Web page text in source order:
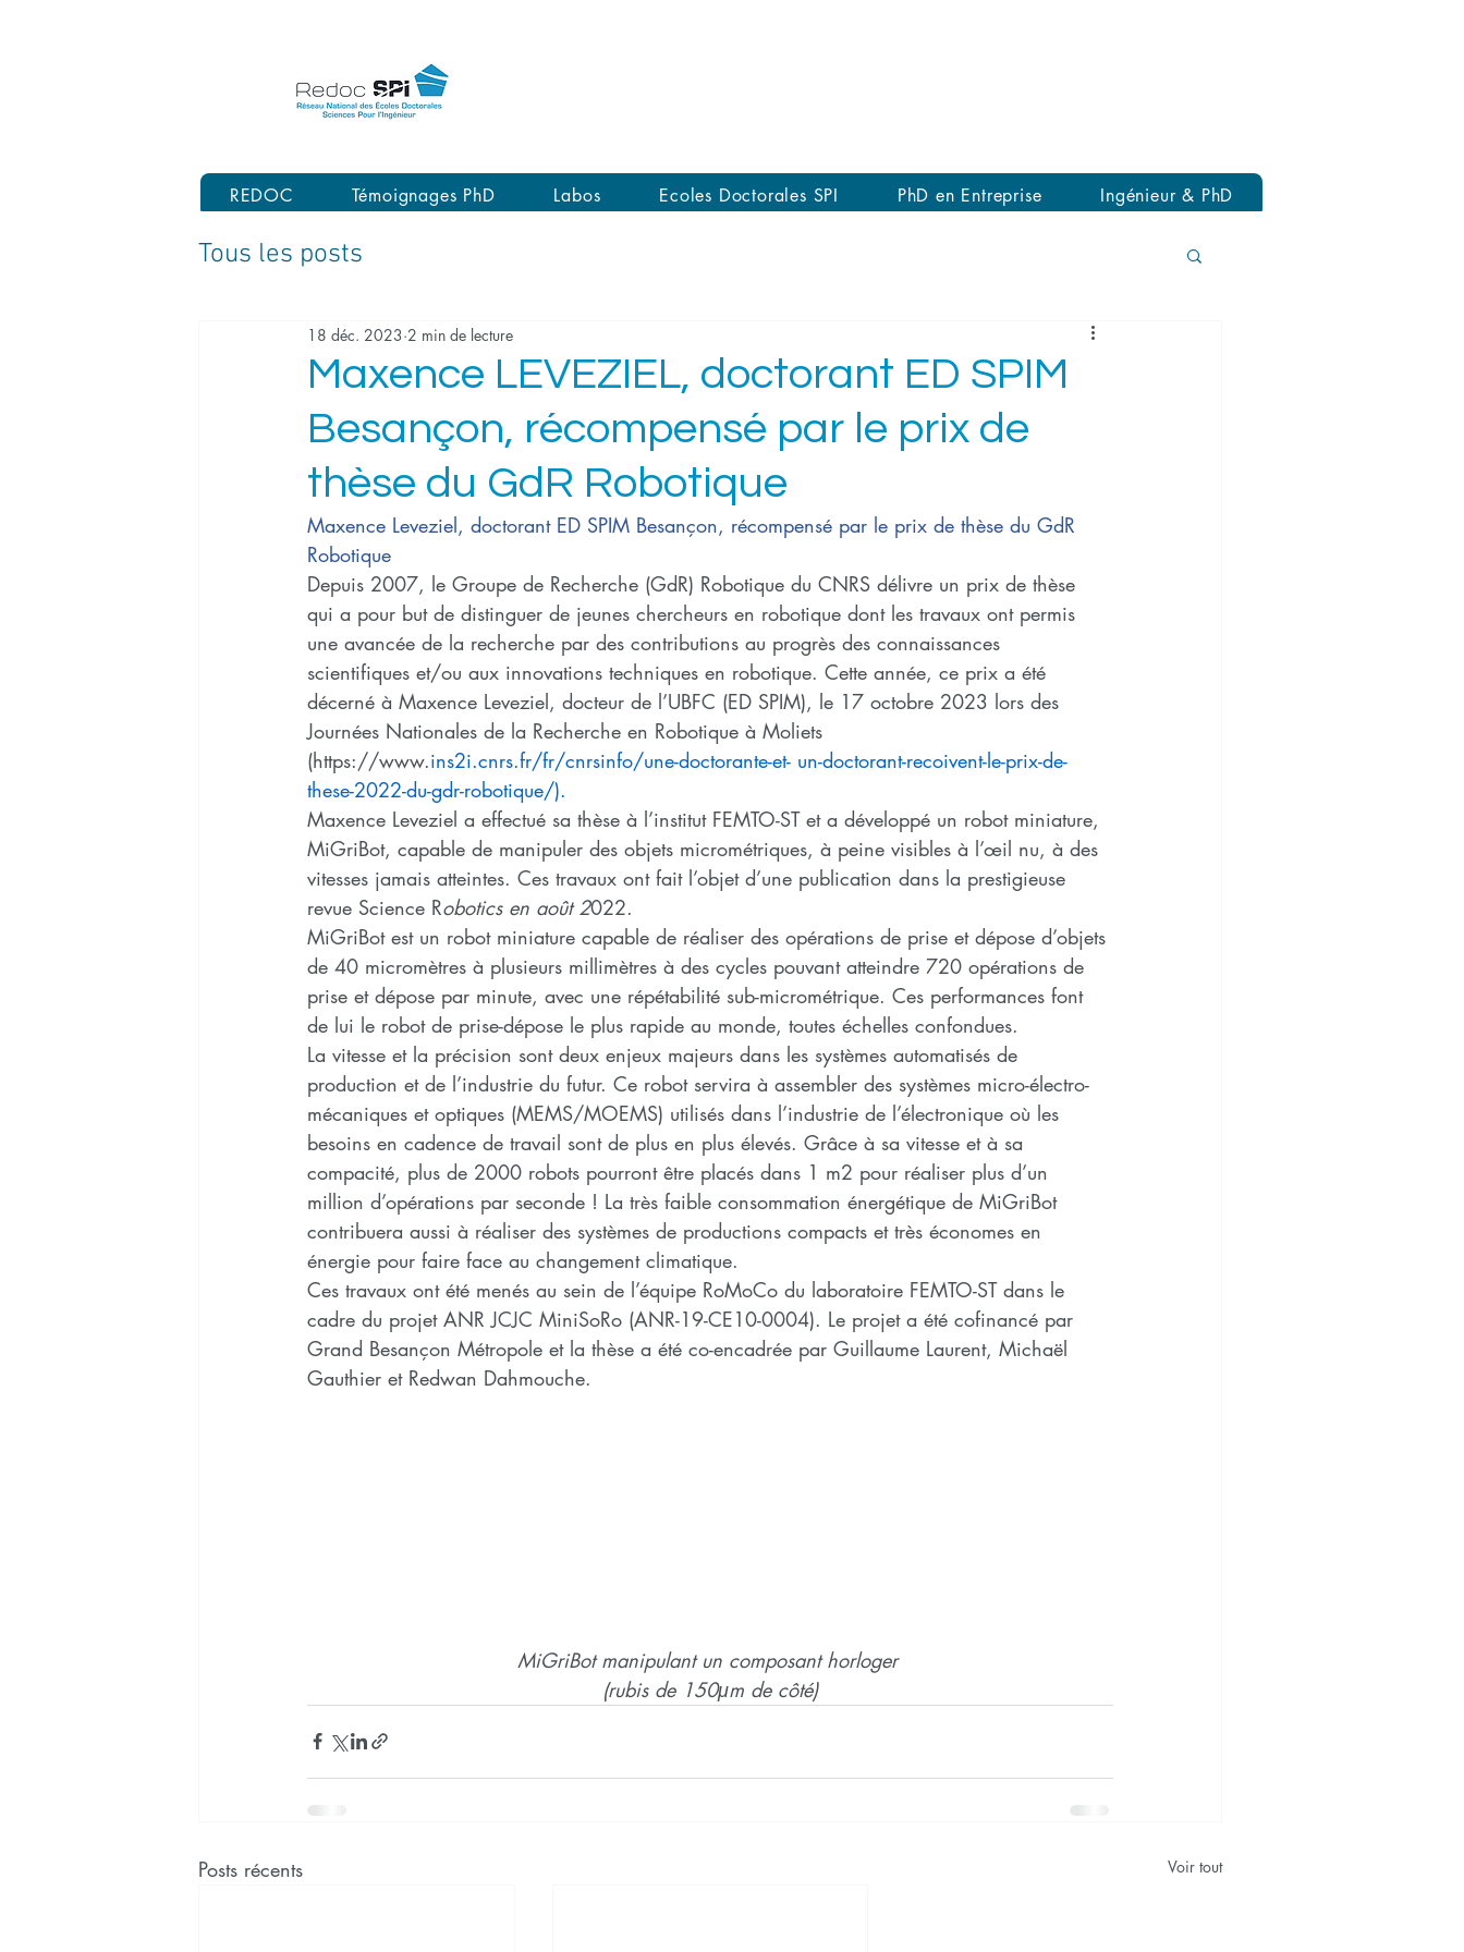
REDOC Témoignages PhD Labos Ecoles Doctorales SPI PhD en Entreprise Ingénieur & PhD
Tous les posts
Maxence LEVEZIEL, doctorant ED SPIM
Besançon, récompensé par le prix de
thèse du GdR Robotique
18 déc. 2023 2 min de lecture
Maxence Leveziel, doctorant ED SPIM Besançon, récompensé par le prix de thèse du GdR
Robotique
Depuis 2007, le Groupe de Recherche (GdR) Robotique du CNRS délivre un prix de thèse
qui a pour but de distinguer de jeunes chercheurs en robotique dont les travaux ont permis
une avancée de la recherche par des contributions au progrès des connaissances
scientifiques et/ou aux innovations techniques en robotique. Cette année, ce prix a été
décerné à Maxence Leveziel, docteur de l’UBFC (ED SPIM), le 17 octobre 2023 lors des
Journées Nationales de la Recherche en Robotique à Moliets
(https://www.ins2i.cnrs.fr/fr/cnrsinfo/une-doctorante-et- un-doctorant-recoivent-le-prix-de-
these-2022-du-gdr-robotique/).
Maxence Leveziel a effectué sa thèse à l’institut FEMTO-ST et a développé un robot miniature,
MiGriBot, capable de manipuler des objets micrométriques, à peine visibles à l’œil nu, à des
vitesses jamais atteintes. Ces travaux ont fait l’objet d’une publication dans la prestigieuse
revue Science Robotics en août 2022.
MiGriBot est un robot miniature capable de réaliser des opérations de prise et dépose d’objets
de 40 micromètres à plusieurs millimètres à des cycles pouvant atteindre 720 opérations de
prise et dépose par minute, avec une répétabilité sub-micrométrique. Ces performances font
de lui le robot de prise-dépose le plus rapide au monde, toutes échelles confondues.
La vitesse et la précision sont deux enjeux majeurs dans les systèmes automatisés de
production et de l’industrie du futur. Ce robot servira à assembler des systèmes micro-électro-
mécaniques et optiques (MEMS/MOEMS) utilisés dans l’industrie de l’électronique où les
besoins en cadence de travail sont de plus en plus élevés. Grâce à sa vitesse et à sa
compacité, plus de 2000 robots pourront être placés dans 1 m2 pour réaliser plus d’un
million d’opérations par seconde ! La très faible consommation énergétique de MiGriBot
contribuera aussi à réaliser des systèmes de productions compacts et très économes en
énergie pour faire face au changement climatique.
Ces travaux ont été menés au sein de l’équipe RoMoCo du laboratoire FEMTO-ST dans le
cadre du projet ANR JCJC MiniSoRo (ANR-19-CE10-0004). Le projet a été cofinancé par
Grand Besançon Métropole et la thèse a été co-encadrée par Guillaume Laurent, Michaël
Gauthier et Redwan Dahmouche.
MiGriBot manipulant un composant horloger
(rubis de 150μm de côté)
Posts récents Voir tout